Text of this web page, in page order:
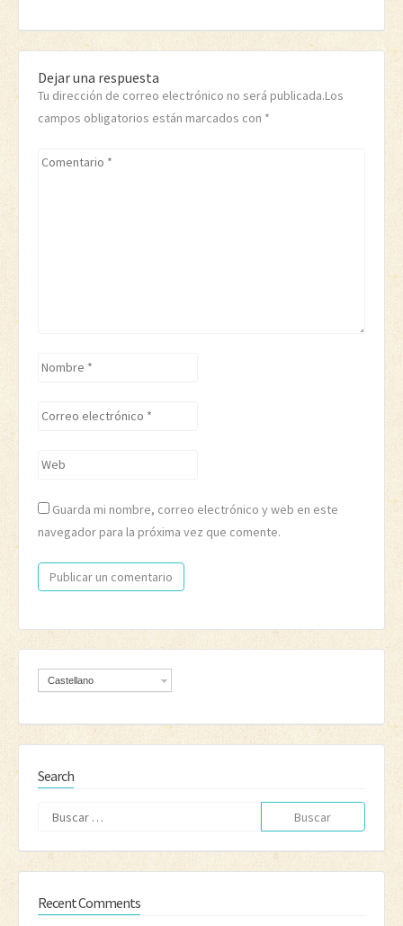
Dejar una respuesta
Tu dirección de correo electrónico no será publicada.Los
campos obligatorios están marcados con *
Comentario
Nombre
Correo
Web
Guarda mi nombre, correo electrónico y web en este
navegador para la próxima vez que comente.
Castellano
Search
Buscar:
Recent Comments